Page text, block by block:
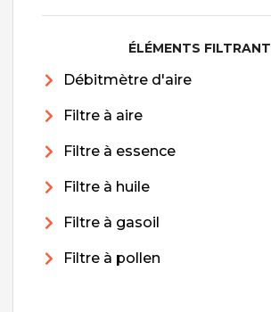
ÉLÉMENTS FILTRANT
Débitmètre d'aire
Filtre à aire
Filtre à essence
Filtre à huile
Filtre à gasoil
Filtre à pollen